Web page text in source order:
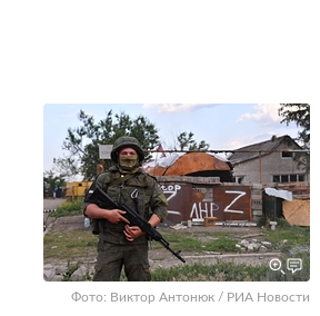
Фото: Виктор Антонюк / РИА Новости